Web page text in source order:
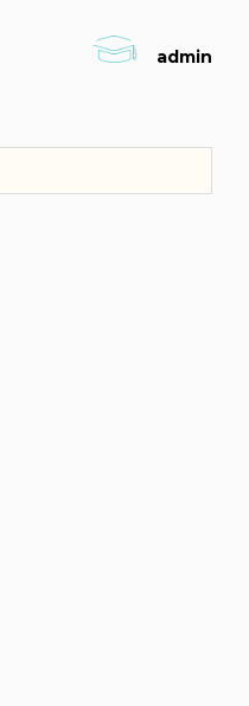
admin